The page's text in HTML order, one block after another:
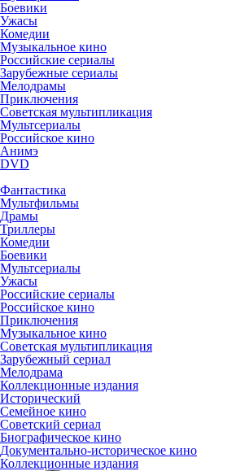
Боевики
Ужасы
Комедии
Музыкальное кино
Российские сериалы
Зарубежные сериалы
Мелодрамы
Приключения
Советская мультипликация
Мультсериалы
Российское кино
Анимэ
DVD
Фантастика
Мультфильмы
Драмы
Триллеры
Комедии
Боевики
Мультсериалы
Ужасы
Российские сериалы
Российское кино
Приключения
Музыкальное кино
Советская мультипликация
Зарубежный сериал
Мелодрама
Коллекционные издания
Исторический
Семейное кино
Советский сериал
Биографическое кино
Документально-историческое кино
Коллекционные издания